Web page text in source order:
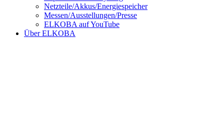
Netzteile/Akkus/Energiespeicher
Messen/Ausstellungen/Presse
ELKOBA auf YouTube
Über ELKOBA